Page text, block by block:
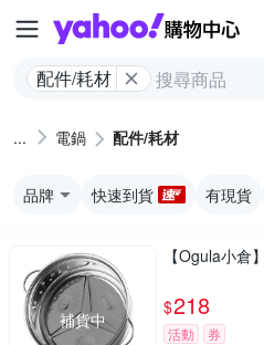
配件/耗材
電鍋 配件/耗材
品牌 快速到貨 有現貨
補貨中
【Ogula小倉
$218
活動 券